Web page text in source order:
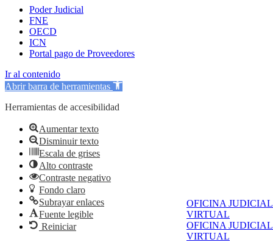
OFICINA JUDICIAL
VIRTUAL
OFICINA JUDICIAL
VIRTUAL
Poder Judicial
FNE
OECD
ICN
Portal pago de Proveedores
Ir al contenido
Abrir barra de herramientas
Herramientas de accesibilidad
Aumentar texto
Disminuir texto
Escala de grises
Alto contraste
Contraste negativo
Fondo claro
Subrayar enlaces
Fuente legible
Reiniciar